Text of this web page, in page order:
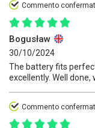
Commento
Bogusław
30/10/2024
The battery fits
excellently. Well
Commento